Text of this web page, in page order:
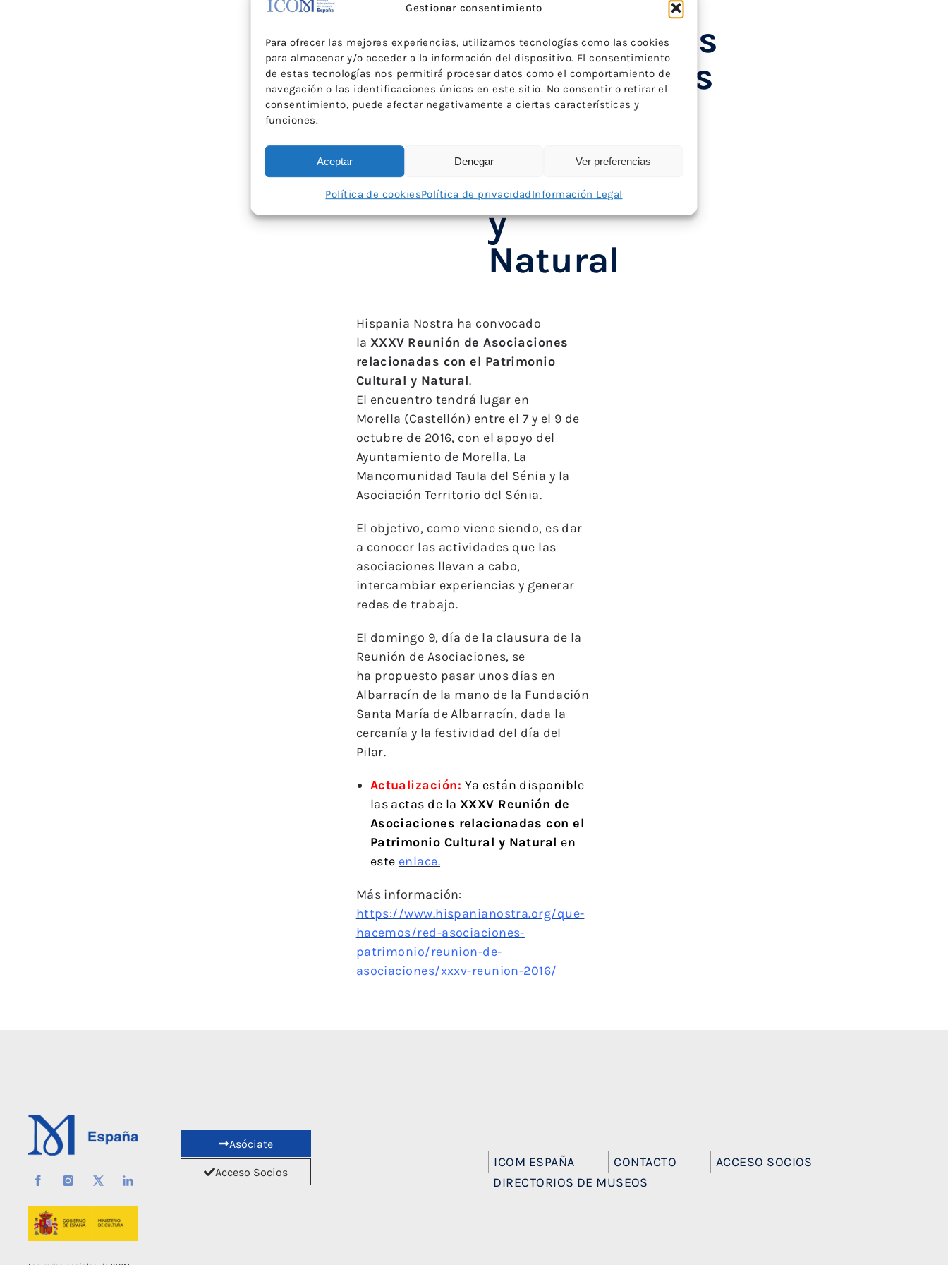
Gestionar consentimiento
Para ofrecer las mejores experiencias, utilizamos tecnologías como las cookies
para almacenar y/o acceder a la información del dispositivo. El consentimiento
de estas tecnologías nos permitirá procesar datos como el comportamiento de
navegación o las identificaciones únicas en este sitio. No consentir o retirar el
consentimiento, puede afectar negativamente a ciertas características y
funciones.
Aceptar Denegar Ver preferencias
Política de cookiesPolítica de privacidadInformación Legal
Asociaciones
relacionadas
con el
Patrimonio
Cultural
y
Natural
Hispania Nostra ha convocado
laXXXV Reunión de Asociaciones
relacionadas con el Patrimonio
Cultural y Natural.
El encuentro tendrá lugar en
Morella (Castellón) entre el 7 y el 9 de
octubre de 2016, con el apoyo del
Ayuntamiento de Morella, La
Mancomunidad Taula del Sénia y la
Asociación Territorio del Sénia.
El objetivo, como viene siendo, es dar
a conocer las actividades que las
asociaciones llevan a cabo,
intercambiar experiencias y generar
redes de trabajo.
El domingo 9, día de la clausura de la
Reunión de Asociaciones, se
ha propuesto pasar unos días en
Albarracín de la mano de la Fundación
Santa María de Albarracín, dada la
cercanía y la festividad del día del
Pilar.
Actualización: Ya están disponible
las actas de la XXXV Reunión de
Asociaciones relacionadas con el
Patrimonio Cultural y Natural en
este enlace.
Más información:
https://www.hispanianostra.org/que-
hacemos/red-asociaciones-
patrimonio/reunion-de-
asociaciones/xxxv-reunion-2016/
Asóciate
Acceso Socios
ICOM ESPAÑA CONTACTO
ACCESO SOCIOS
DIRECTORIOS DE MUSEOS